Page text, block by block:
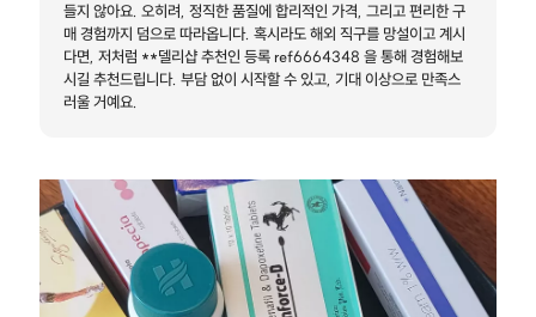
들지 않아요. 오히려, 정직한 품질에 합리적인 가격, 그리고 편리한 구
매 경험까지 덤으로 따라옵니다. 혹시라도 해외 직구를 망설이고 계시
다면, 저처럼 **델리샵 추천인 등록 ref6664348 을 통해 경험해보
시길 추천드립니다. 부담 없이 시작할 수 있고, 기대 이상으로 만족스
러울 거예요.